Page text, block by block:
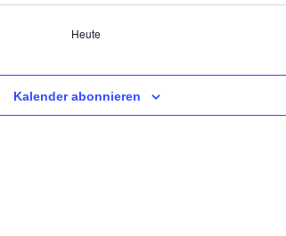
Heute
Kalender abonnieren